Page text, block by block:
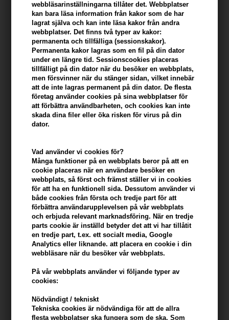
webbläsarinställningarna tillåter det. Webbplatser
kan bara läsa information från kakor som de har
lagrat själva och kan inte läsa kakor från andra
webbplatser. Det finns två typer av kakor:
permanenta och tillfälliga (sessionskakor).
Permanenta kakor lagras som en fil på din dator
under en längre tid. Sessionscookies placeras
tillfälligt på din dator när du besöker en webbplats,
men försvinner när du stänger sidan, vilket innebär
att de inte lagras permanent på din dator. De flesta
företag använder cookies på sina webbplatser för
att förbättra användbarheten, och cookies kan inte
skada dina filer eller öka risken för virus på din
dator.
Vad använder vi cookies för?
Många funktioner på en webbplats beror på att en
cookie placeras när en användare besöker en
webbplats, så först och främst ställer vi in ​​cookies
för att ha en funktionell sida. Dessutom använder vi
både cookies från första och tredje part för att
förbättra användarupplevelsen på vår webbplats
och erbjuda relevant marknadsföring. När en tredje
parts cookie är inställd betyder det att vi har tillåtit
en tredje part, t.ex. ett socialt media, Google
Analytics eller liknande. att placera en cookie i din
webbläsare när du besöker vår webbplats.
På vår webbplats använder vi följande typer av
cookies:
Nödvändigt / tekniskt
Tekniska cookies är nödvändiga för att de allra
flesta webbplatser ska fungera som de ska. Som
Id Hair Curly Xclusive Moisturising Conditioner
1000ml
Varumärken» IdHAIR»Id Hair Curly Xclusive Brand:Id Hair Curly Xclusive
564,00SEK
+
Du tjänar 28 Bonuskronor på köp av denna artikel -Visa mitt
konto
KÖP FÖR YTTERLIGARE 499,00 SEK OCH FÅ FRI FRAKT
Beskrivning Recensioner Tillverkare
Id Hair Curly Xclusive Moisturizing Conditioner är ett vårdande
balsam för lockigt hår.
- Närande och vårdande egenskaper
- Fuktgivande ingredienser som återställer och stärker lockarna